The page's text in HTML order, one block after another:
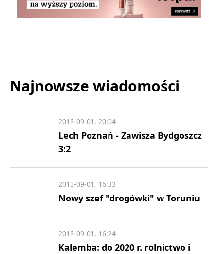
Najnowsze wiadomości
Lech Poznań - Zawisza Bydgoszcz
3:2
2013-09-01, 20:04
Nowy szef "drogówki" w Toruniu
2013-09-01, 16:33
Kalemba: do 2020 r. rolnictwo i
2013-09-01, 16:24